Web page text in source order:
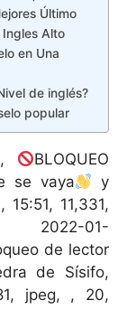
Último
Ingles Alto
en Una
de inglés?
popular
BLOQUEO
se vaya
y
, 15:51, 11,331,
01-
de lector
de Sísifo,
jpeg, , 20,